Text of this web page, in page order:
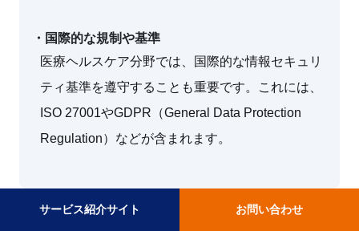
・国際的な規制や基準
医療ヘルスケア分野では、国際的な情報セキュリ
ティ基準を遵守することも重要です。これには、
ISO 27001やGDPR（General Data Protection
Regulation）などが含まれます。
サービス紹介サイト お問い合わせ